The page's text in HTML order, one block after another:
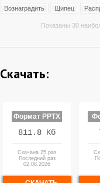
Вознаградить
Щипец
Показаны 30
Скачать:
Формат PPTX
811.8 Кб
Скачана 25 раз
Последний раз
02.08.2026